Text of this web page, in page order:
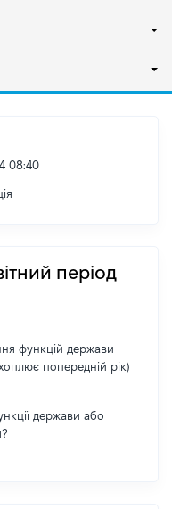
08:40
період
функцій держави
попередній рік)
держави або